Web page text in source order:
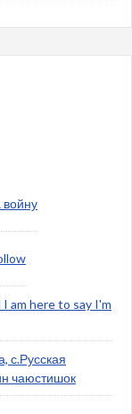
войну
I am here to say I'm
с.Русская
чаюстишок